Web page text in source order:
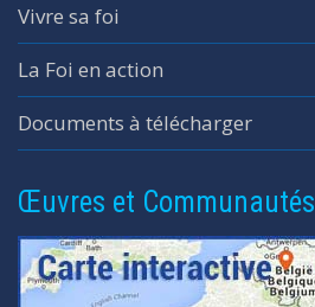
Vivre sa foi
La Foi en action
Documents à télécharger
Œuvres et Communautés